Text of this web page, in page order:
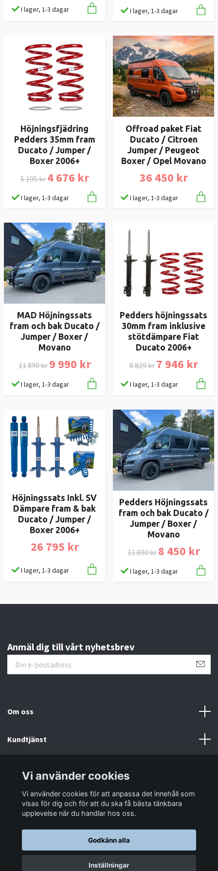
I lager, 1-3 dagar I lager, 1-3 dagar
Höjningsfjädring
Pedders 35mm fram
Ducato / Jumper /
Boxer 2006+
5 195 kr 4 676 kr
I lager, 1-3 dagar
Offroad paket Fiat
Ducato / Citroen
Jumper / Peugeot
Boxer / Opel Movano
36 450 kr
I lager, 1-3 dagar
MAD Höjningssats
fram och bak Ducato /
Jumper / Boxer /
Movano
11 890 kr 9 990 kr
I lager, 1-3 dagar
Pedders höjningssats
30mm fram inklusive
stötdämpare Fiat
Ducato 2006+
8 829 kr 7 946 kr
I lager, 1-3 dagar
Höjningssats Inkl. SV
Dämpare fram & bak
Ducato / Jumper /
Boxer 2006+
26 795 kr
I lager, 1-3 dagar
Pedders Höjningssats
fram och bak Ducato /
Jumper / Boxer /
Movano
11 890 kr 8 450 kr
I lager, 1-3 dagar
Anmäl dig till vårt nyhetsbrev
Om oss
Kundtjänst
Sociala medier
© 2026 LastaTungt.se
Vi använder cookies
Vi använder cookies för att anpassa det innehåll som
visas för dig och för att du ska få bästa tänkbara
upplevelse när du handlar hos oss.
Godkänn alla
Inställningar